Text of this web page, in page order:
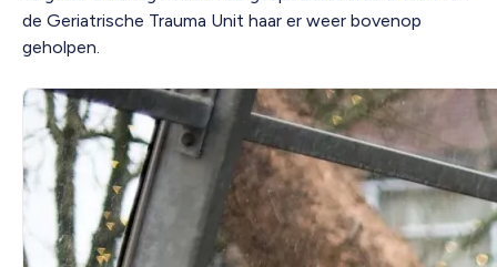
de Geriatrische Trauma Unit haar er weer bovenop
geholpen.